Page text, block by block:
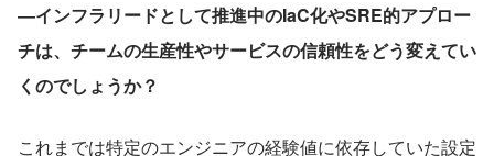
―インフラリードとして推進中のIaC化やSRE的アプロー
チは、チームの生産性やサービスの信頼性をどう変えてい
くのでしょうか？
これまでは特定のエンジニアの経験値に依存していた設定